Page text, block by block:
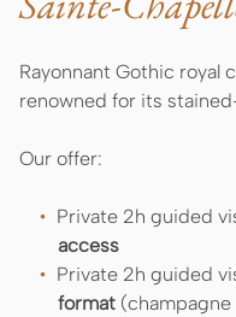
Rayonnant Gothic royal
renowned for its
Our offer:
Private 2h guided
access
Private 2h guided
format